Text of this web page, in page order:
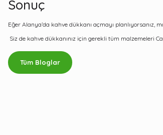
Sonuç
Eğer Alanya’da kahve dükkanı açmayı
Siz de kahve dükkanınız için gerekli tüm malzemeleri
Tüm Bloglar